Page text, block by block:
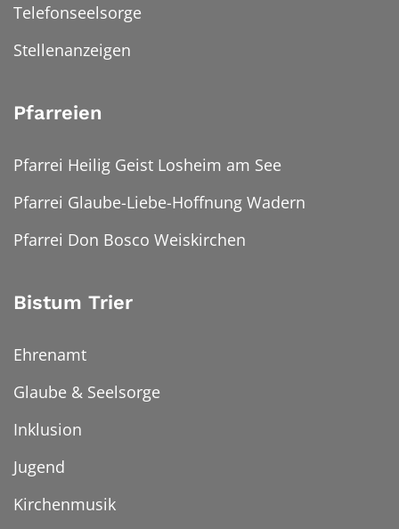
Telefonseelsorge
Stellenanzeigen
Pfarreien
Pfarrei Heilig Geist Losheim am See
Pfarrei Glaube-Liebe-Hoffnung Wadern
Pfarrei Don Bosco Weiskirchen
Bistum Trier
Ehrenamt
Glaube & Seelsorge
Inklusion
Jugend
Kirchenmusik